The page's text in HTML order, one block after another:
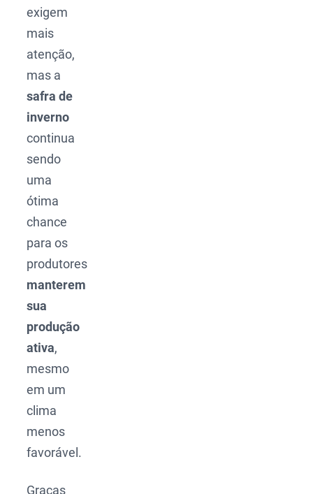
exigem
mais
atenção,
mas a
safra de
inverno
continua
sendo
uma
ótima
chance
para os
produtores
manterem
sua
produção
ativa,
mesmo
em um
clima
menos
favorável.
Graças